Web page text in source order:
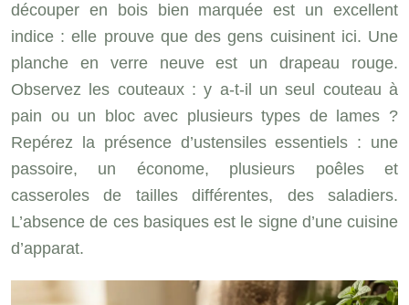
découper en bois bien marquée est un excellent
indice : elle prouve que des gens cuisinent ici. Une
planche en verre neuve est un drapeau rouge.
Observez les couteaux : y a-t-il un seul couteau à
pain ou un bloc avec plusieurs types de lames ?
Repérez la présence d’ustensiles essentiels : une
passoire, un économe, plusieurs poêles et
casseroles de tailles différentes, des saladiers.
L’absence de ces basiques est le signe d’une cuisine
d’apparat.